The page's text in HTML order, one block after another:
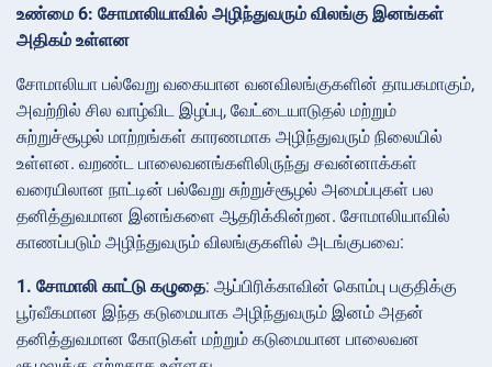
உண்மை 6: சோமாலியாவில் அழிந்துவரும் விலங்கு இனங்கள்
அதிகம் உள்ளன
சோமாலியா பல்வேறு வகையான வனவிலங்குகளின் தாயகமாகும்,
அவற்றில் சில வாழ்விட இழப்பு, வேட்டையாடுதல் மற்றும்
சுற்றுச்சூழல் மாற்றங்கள் காரணமாக அழிந்துவரும் நிலையில்
உள்ளன. வறண்ட பாலைவனங்களிலிருந்து சவன்னாக்கள்
வரையிலான நாட்டின் பல்வேறு சுற்றுச்சூழல் அமைப்புகள் பல
தனித்துவமான இனங்களை ஆதரிக்கின்றன. சோமாலியாவில்
காணப்படும் அழிந்துவரும் விலங்குகளில் அடங்குபவை:
1. சோமாலி காட்டு கழுதை: ஆப்பிரிக்காவின் கொம்பு பகுதிக்கு
பூர்வீகமான இந்த கடுமையாக அழிந்துவரும் இனம் அதன்
தனித்துவமான கோடுகள் மற்றும் கடுமையான பாலைவன